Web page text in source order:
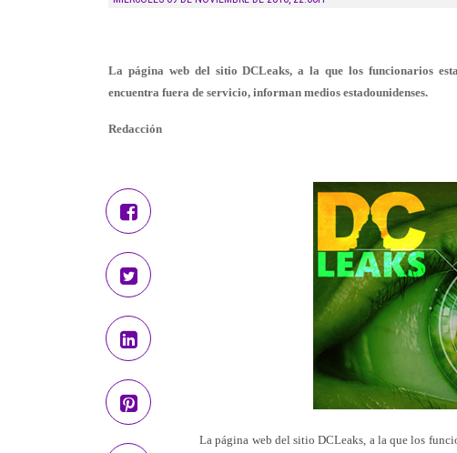
La página web del sitio DCLeaks, a la que los funcionarios
encuentra fuera de servicio, informan medios estadounidenses.
Redacción
La página web del sitio DCLeaks, a la que los